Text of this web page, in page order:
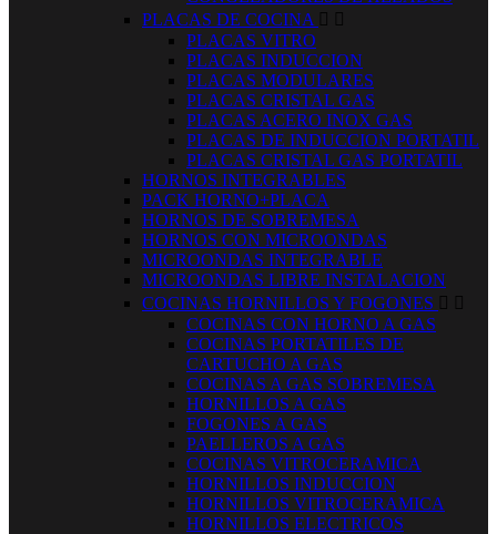
PLACAS DE COCINA  
PLACAS VITRO
PLACAS INDUCCION
PLACAS MODULARES
PLACAS CRISTAL GAS
PLACAS ACERO INOX GAS
PLACAS DE INDUCCION PORTATIL
PLACAS CRISTAL GAS PORTATIL
HORNOS INTEGRABLES
PACK HORNO+PLACA
HORNOS DE SOBREMESA
HORNOS CON MICROONDAS
MICROONDAS INTEGRABLE
MICROONDAS LIBRE INSTALACION
COCINAS HORNILLOS Y FOGONES  
COCINAS CON HORNO A GAS
COCINAS PORTATILES DE
CARTUCHO A GAS
COCINAS A GAS SOBREMESA
HORNILLOS A GAS
FOGONES A GAS
PAELLEROS A GAS
COCINAS VITROCERAMICA
HORNILLOS INDUCCION
HORNILLOS VITROCERAMICA
HORNILLOS ELECTRICOS